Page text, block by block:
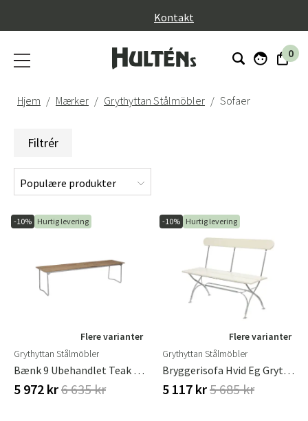
Kontakt
0
Hjem Mærker Grythyttan Stålmöbler Sofaer
Filtrér
-10% Hurtig levering
Flere varianter
Grythyttan Stålmöbler
Bænk 9 Ubehandlet Teak Grythyttan Stålmöbler
5 972 kr6 635 kr
-10% Hurtig levering
Flere varianter
Grythyttan Stålmöbler
Bryggerisofa Hvid Eg Grythyttan Stålmöbler
5 117 kr5 685 kr